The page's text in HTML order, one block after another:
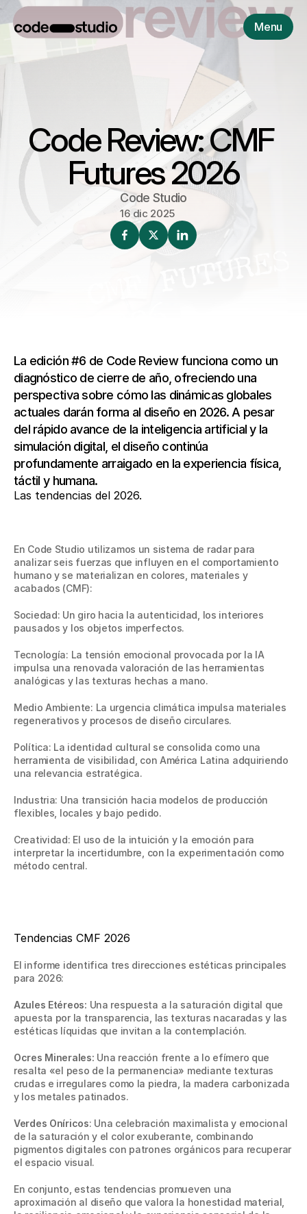
Code Review: CMF
Futures 2026
Code Studio
16 dic 2025
La edición #6 de Code Review funciona como un
diagnóstico de cierre de año, ofreciendo una
perspectiva sobre cómo las dinámicas globales
actuales darán forma al diseño en 2026. A pesar
del rápido avance de la inteligencia artificial y la
simulación digital, el diseño continúa
profundamente arraigado en la experiencia física,
táctil y humana.
Las tendencias del 2026.
En Code Studio utilizamos un sistema de radar para
analizar seis fuerzas que influyen en el comportamiento
humano y se materializan en colores, materiales y
acabados (CMF):
Sociedad: Un giro hacia la autenticidad, los interiores
pausados y los objetos imperfectos.
Tecnología: La tensión emocional provocada por la IA
impulsa una renovada valoración de las herramientas
analógicas y las texturas hechas a mano.
Medio Ambiente: La urgencia climática impulsa materiales
regenerativos y procesos de diseño circulares.
Política: La identidad cultural se consolida como una
herramienta de visibilidad, con América Latina adquiriendo
una relevancia estratégica.
Industria: Una transición hacia modelos de producción
flexibles, locales y bajo pedido.
Creatividad: El uso de la intuición y la emoción para
interpretar la incertidumbre, con la experimentación como
método central.
Tendencias CMF 2026
El informe identifica tres direcciones estéticas principales
para 2026:
Azules Etéreos: Una respuesta a la saturación digital que
apuesta por la transparencia, las texturas nacaradas y las
estéticas líquidas que invitan a la contemplación.
Ocres Minerales: Una reacción frente a lo efímero que
resalta «el peso de la permanencia» mediante texturas
crudas e irregulares como la piedra, la madera carbonizada
y los metales patinados.
Verdes Oníricos: Una celebración maximalista y emocional
de la saturación y el color exuberante, combinando
pigmentos digitales con patrones orgánicos para recuperar
el espacio visual.
En conjunto, estas tendencias promueven una
aproximación al diseño que valora la honestidad material,
Menu